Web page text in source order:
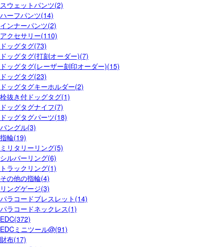
スウェットパンツ(2)
ハーフパンツ(14)
インナーパンツ(2)
アクセサリー(110)
ドッグタグ(73)
ドッグタグ(打刻オーダー)(7)
ドッグタグ(レーザー刻印オーダー)(15)
ドッグタグ(23)
ドッグタグキーホルダー(2)
栓抜き付ドッグタグ(1)
ドッグタグナイフ(7)
ドッグタグパーツ(18)
バングル(3)
指輪(19)
ミリタリーリング(5)
シルバーリング(6)
トラックリング(1)
その他の指輪(4)
リングゲージ(3)
パラコードブレスレット(14)
パラコードネックレス(1)
EDC(372)
EDCミニツール@(91)
財布(17)